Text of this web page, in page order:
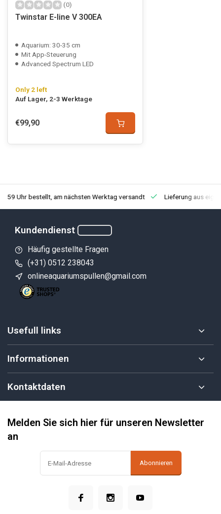
(0)
Twinstar E-line V 300EA
Aquarium: 30-35 cm
Mit App-Steuerung
Advanced Spectrum LED
Only 2 left
Auf Lager, 2-3 Werktage
€99,90
Uhr bestellt, am nächsten Werktag versandt Lieferung aus
Kundendienst
Häufig gestellte Fragen
(+31) 0512 238043
onlineaquariumspullen@gmail.com
Usefull links
Informationen
Kontaktdaten
Melden Sie sich hier für unseren Newsletter
an
Abonnieren